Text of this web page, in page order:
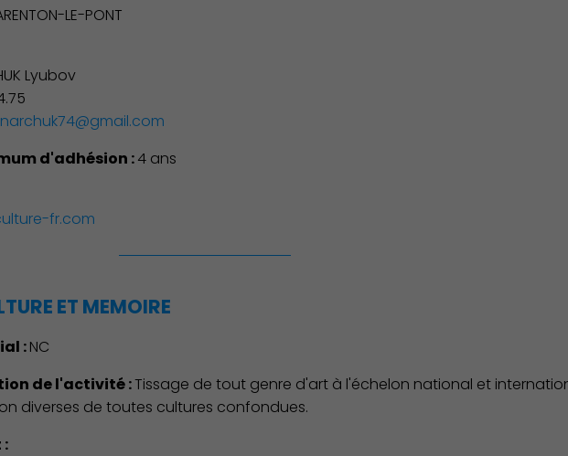
Environnement cadre de vie
LE-PONT
Lyubov
d'adhésion :4 ans
fr.com
ET MEMOIRE
:NC
de l'activité :Tissage de tout genre d'art à l'échelon national et
diverses de toutes cultures confondues.
: